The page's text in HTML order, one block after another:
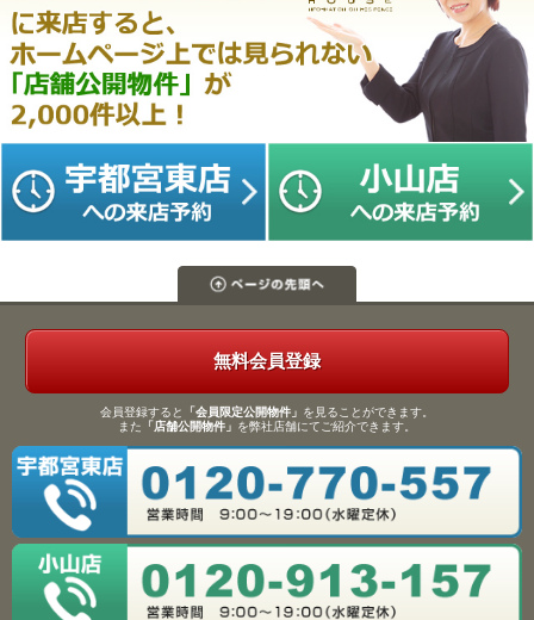
無料会員登録
会員登録すると 「会員限定公開物件」 を見ることができます。
また 「店舗公開物件」 を弊社店舗にてご紹介できます。